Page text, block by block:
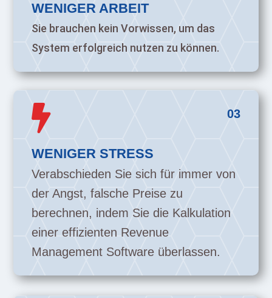
WENIGER ARBEIT
Sie brauchen kein Vorwissen, um das
System erfolgreich nutzen zu können.
03

WENIGER STRESS
Verabschieden Sie sich für immer von
der Angst, falsche Preise zu
berechnen, indem Sie die Kalkulation
einer effizienten Revenue
Management Software überlassen.